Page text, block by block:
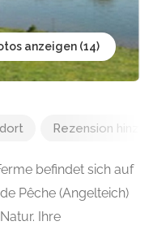
anzeigen
Rezension
befindet sich auf
Pêche (Angelteich)
Ihre